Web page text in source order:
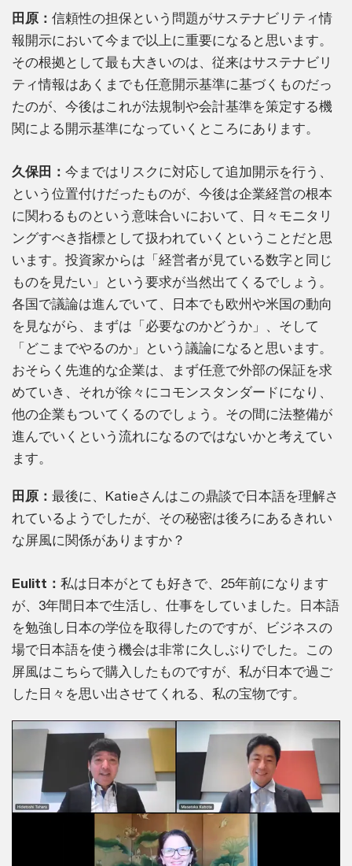
田原： 信頼性の担保という問題がサステナビリティ情
報開示において今まで以上に重要になると思います。
その根拠として最も大きいのは、従来はサステナビリ
ティ情報はあくまでも任意開示基準に基づくものだっ
たのが、今後はこれが法規制や会計基準を策定する機
関による開示基準になっていくところにあります。
久保田： 今まではリスクに対応して追加開示を行う、
という位置付けだったものが、今後は企業経営の根本
に関わるものという意味合いにおいて、日々モニタリ
ングすべき指標として扱われていくということだと思
います。投資家からは「経営者が見ている数字と同じ
ものを見たい」という要求が当然出てくるでしょう。
各国で議論は進んでいて、日本でも欧州や米国の動向
を見ながら、まずは「必要なのかどうか」、そして
「どこまでやるのか」という議論になると思います。
おそらく先進的な企業は、まず任意で外部の保証を求
めていき、それが徐々にコモンスタンダードになり、
他の企業もついてくるのでしょう。その間に法整備が
進んでいくという流れになるのではないかと考えてい
ます。
田原： 最後に、Katieさんはこの鼎談で日本語を理解さ
れているようでしたが、その秘密は後ろにあるきれい
な屏風に関係がありますか？
Eulitt： 私は日本がとても好きで、25年前になります
が、3年間日本で生活し、仕事をしていました。日本語
を勉強し日本の学位を取得したのですが、ビジネスの
場で日本語を使う機会は非常に久しぶりでした。この
屏風はこちらで購入したものですが、私が日本で過ご
した日々を思い出させてくれる、私の宝物です。